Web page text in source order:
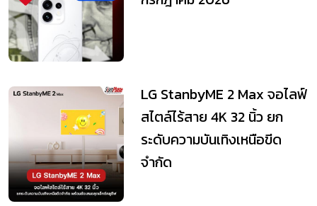
LG StanbyME 2 Max จอไลฟ์
สไตล์ไร้สาย 4K 32 นิ้ว ยก
ระดับความบันเทิงเหนือขีด
จำกัด